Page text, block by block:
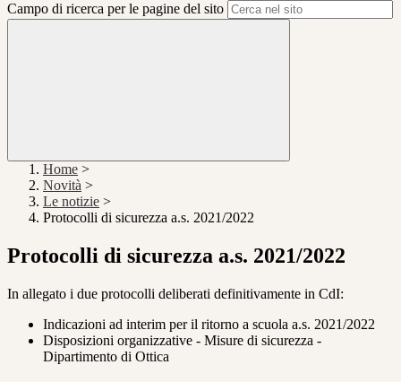
Campo di ricerca per le pagine del sito
Home >
Novità >
Le notizie >
Protocolli di sicurezza a.s. 2021/2022
Protocolli di sicurezza a.s. 2021/2022
In allegato i due protocolli deliberati definitivamente in CdI:
Indicazioni ad interim per il ritorno a scuola a.s. 2021/2022
Disposizioni organizzative - Misure di sicurezza -
Dipartimento di Ottica